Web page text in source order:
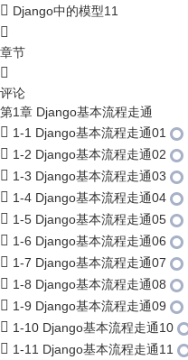
Django中的模型11
章节
评论
第1章 Django基本流程走通
1-1 Django基本流程走通01
1-2 Django基本流程走通02
1-3 Django基本流程走通03
1-4 Django基本流程走通04
1-5 Django基本流程走通05
1-6 Django基本流程走通06
1-7 Django基本流程走通07
1-8 Django基本流程走通08
1-9 Django基本流程走通09
1-10 Django基本流程走通10
1-11 Django基本流程走通11